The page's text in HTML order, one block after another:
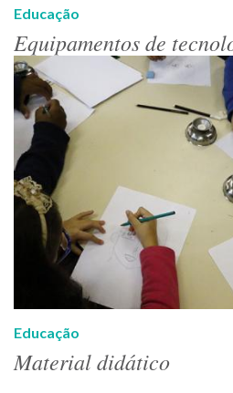
Educação
Equipamentos de
Educação
Material didático